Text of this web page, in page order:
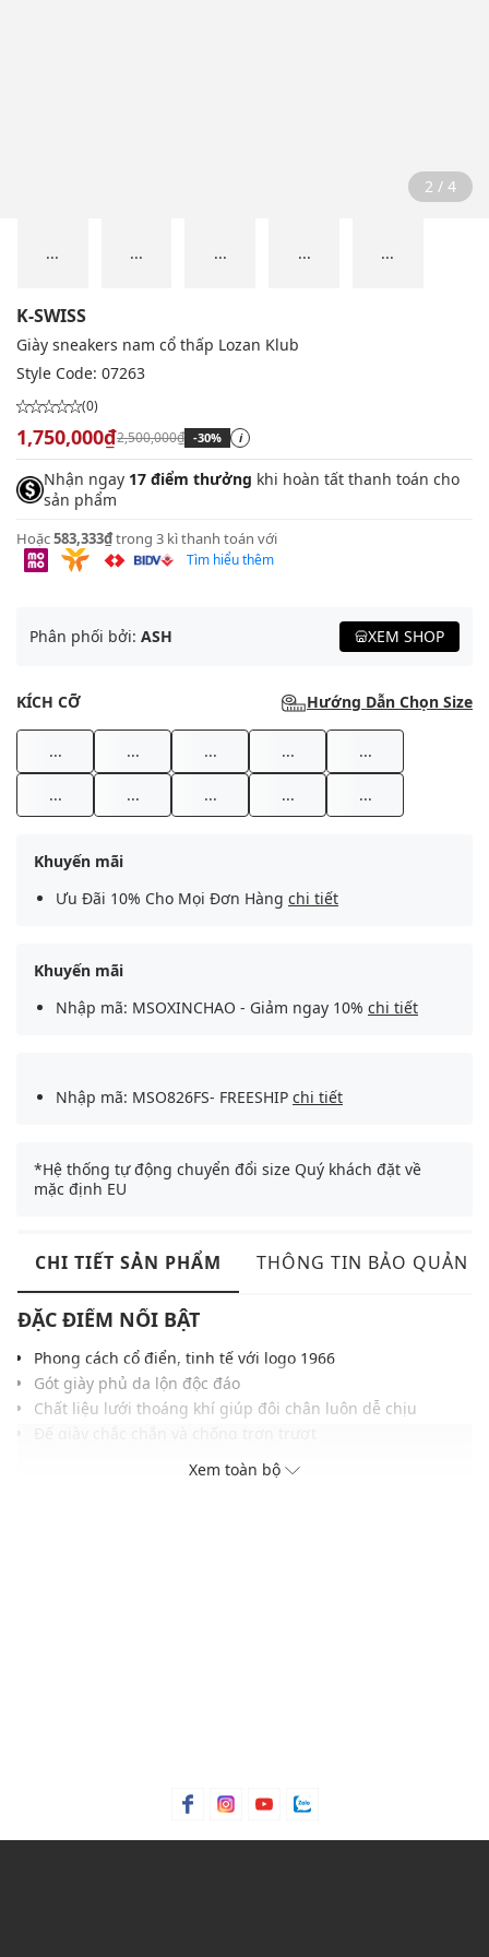
2 / 4
... ... ... ... ...
K-SWISS
Giày sneakers nam cổ thấp Lozan Klub
Style Code: 07263
(0)
1,750,000₫2,500,000₫ -30% i
Nhận ngay 17 điểm thưởng khi hoàn tất thanh toán cho
sản phẩm
Hoặc583,333₫trong 3 kì thanh toán với
Tìm hiểu thêm
Phân phối bởi: ASH XEM SHOP
KÍCH CỠ Hướng Dẫn Chọn Size
... ... ... ... ...
... ... ... ... ...
Khuyến mãi
Ưu Đãi 10% Cho Mọi Đơn Hàng chi tiết
Khuyến mãi
Nhập mã: MSOXINCHAO - Giảm ngay 10% chi tiết
Nhập mã: MSO826FS- FREESHIP chi tiết
*Hệ thống tự động chuyển đổi size Quý khách đặt về
mặc định EU
CHI TIẾT SẢN PHẨM THÔNG TIN BẢO QUẢN
ĐẶC ĐIỂM NỔI BẬT
Phong cách cổ điển, tinh tế với logo 1966
Gót giày phủ da lộn độc đáo
Chất liệu lưới thoáng khí giúp đôi chân luôn dễ chịu
Phù hợp phong cách retro hoặc smart casual
Màu sắc dễ phối với nhiều trang phục, phụ kiện
Xem toàn bộ